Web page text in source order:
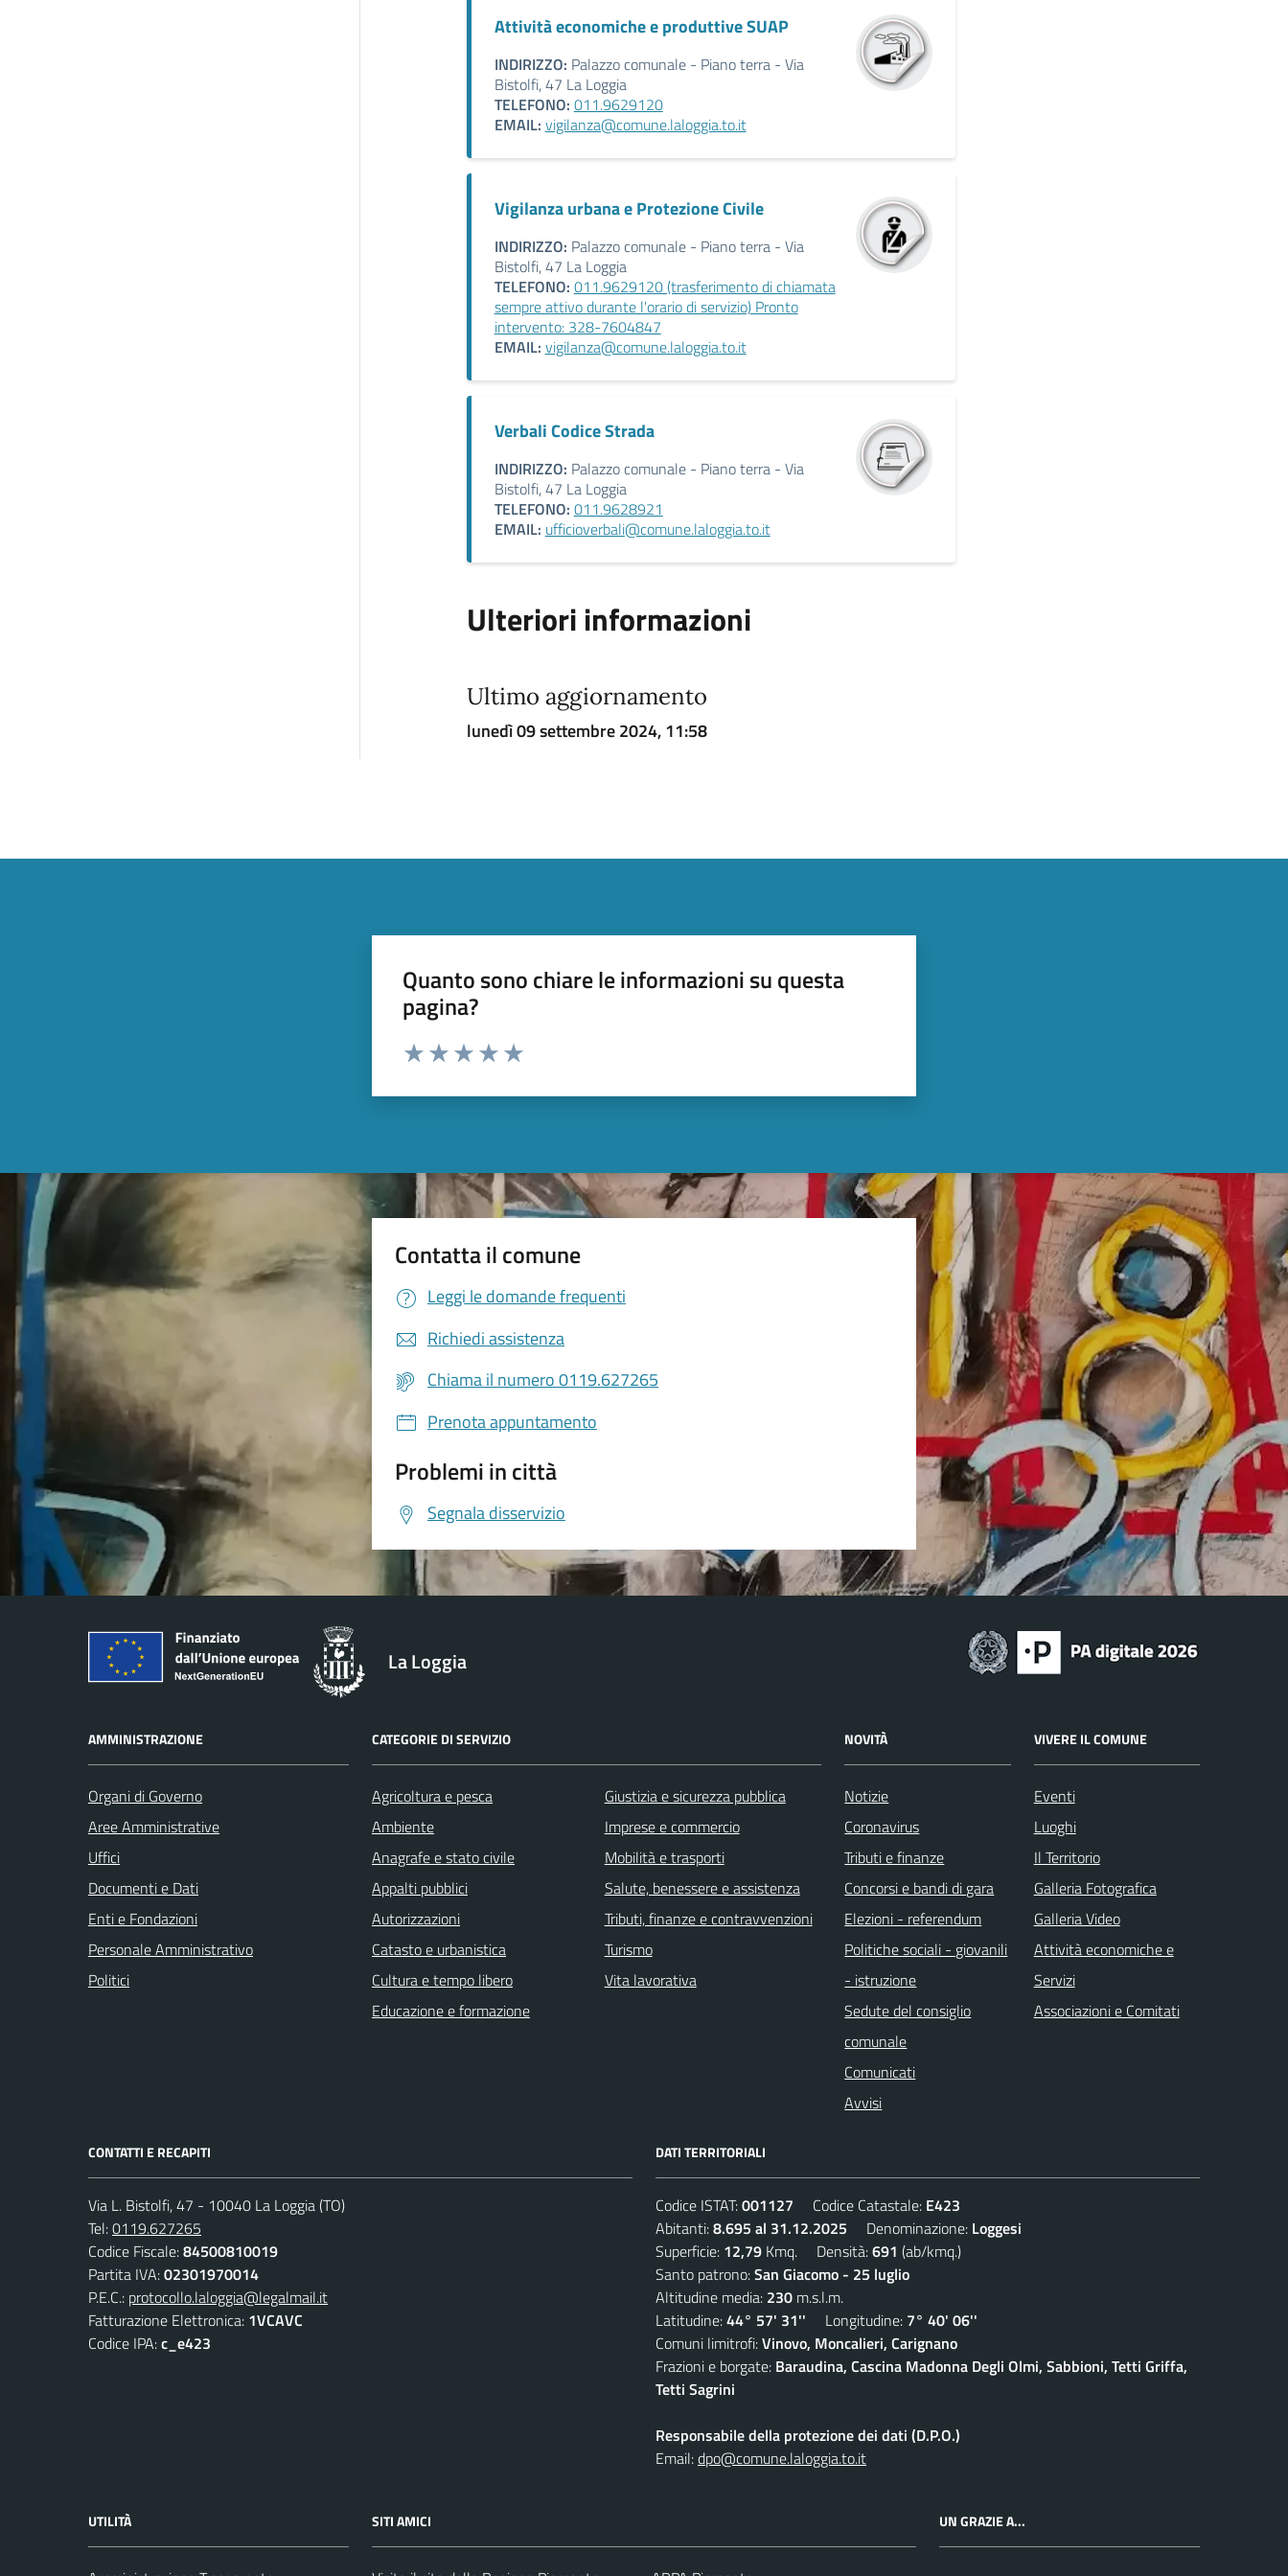
Attività economiche e produttive SUAP
INDIRIZZO: Palazzo comunale - Piano terra - Via
Bistolfi, 47 La Loggia
TELEFONO: 011.9629120
EMAIL: vigilanza@comune.laloggia.to.it
Vigilanza urbana e Protezione Civile
INDIRIZZO: Palazzo comunale - Piano terra - Via
Bistolfi, 47 La Loggia
TELEFONO: 011.9629120 (trasferimento di chiamata
sempre attivo durante l'orario di servizio) Pronto
intervento: 328-7604847
EMAIL: vigilanza@comune.laloggia.to.it
Verbali Codice Strada
INDIRIZZO: Palazzo comunale - Piano terra - Via
Bistolfi, 47 La Loggia
TELEFONO: 011.9628921
EMAIL: ufficioverbali@comune.laloggia.to.it
Ulteriori informazioni
Ultimo aggiornamento
lunedì 09 settembre 2024, 11:58
Quanto sono chiare le informazioni su questa
pagina?
Valuta da 1 a 5 stelle la pagina
Contatta il comune
Leggi le domande frequenti
Richiedi assistenza
Chiama il numero 0119.627265
Prenota appuntamento
Problemi in città
Segnala disservizio
La Loggia
AMMINISTRAZIONE
Organi di Governo
Aree Amministrative
Uffici
Documenti e Dati
Enti e Fondazioni
Personale Amministrativo
Politici
CATEGORIE DI SERVIZIO
Agricoltura e pesca
Ambiente
Anagrafe e stato civile
Appalti pubblici
Autorizzazioni
Catasto e urbanistica
Cultura e tempo libero
Educazione e formazione
Giustizia e sicurezza pubblica
Imprese e commercio
Mobilità e trasporti
Salute, benessere e assistenza
Tributi, finanze e contravvenzioni
Turismo
Vita lavorativa
NOVITÀ
Notizie
Coronavirus
Tributi e finanze
Concorsi e bandi di gara
Elezioni - referendum
Politiche sociali - giovanili
- istruzione
Sedute del consiglio
comunale
Comunicati
Avvisi
VIVERE IL COMUNE
Eventi
Luoghi
Il Territorio
Galleria Fotografica
Galleria Video
Attività economiche e
Servizi
Associazioni e Comitati
CONTATTI E RECAPITI
Via L. Bistolfi, 47 - 10040 La Loggia (TO)
Tel:0119.627265
Codice Fiscale:84500810019
Partita IVA:02301970014
P.E.C.: protocollo.laloggia@legalmail.it
Fatturazione Elettronica: 1VCAVC
Codice IPA:c_e423
DATI TERRITORIALI
Codice ISTAT:001127 Codice Catastale: E423
Abitanti:8.695 al 31.12.2025 Denominazione: Loggesi
Superficie: 12,79 Kmq. Densità:691 (ab/kmq.)
Santo patrono:San Giacomo - 25 luglio
Altitudine media: 230 m.s.l.m.
Latitudine:44° 57' 31'' Longitudine: 7° 40' 06''
Comuni limitrofi:Vinovo, Moncalieri, Carignano
Frazioni e borgate: Baraudina, Cascina Madonna Degli Olmi, Sabbioni, Tetti Griffa,
Tetti Sagrini
Responsabile della protezione dei dati (D.P.O.)
Email:dpo@comune.laloggia.to.it
UTILITÀ SITI AMICI UN GRAZIE A...